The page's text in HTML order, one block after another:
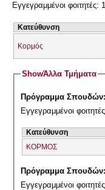
Εγγεγραμμένοι φοιτητές:
Κατεύθυνση
Κορμός
ShowΆλλα Τμήματα
Πρόγραμμα Σπουδών:
Εγγεγραμμένοι
Κατεύθυνση
ΚΟΡΜΟΣ
Πρόγραμμα Σπουδών:
Εγγεγραμμένοι